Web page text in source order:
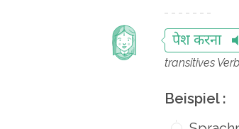
पेश करना
transitives Verb
Beispiel :